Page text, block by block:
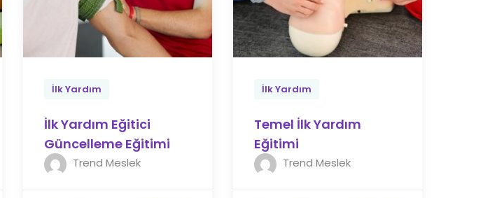
İlk Yardım
İlk Yardım Eğitici
Güncelleme Eğitimi
Trend Meslek
İlk Yardım
Temel İlk Yardım
Eğitimi
Trend Meslek